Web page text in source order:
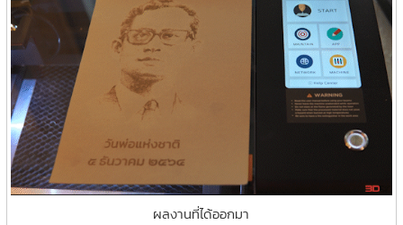
ผลงานที่ได้ออกมา